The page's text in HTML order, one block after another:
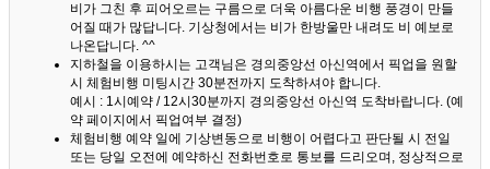
비가 그친 후 피어오르는 구름으로 더욱 아름다운 비행 풍경이 만들
어질 때가 많답니다. 기상청에서는 비가 한방울만 내려도 비 예보로
나온답니다. ^^
지하철을 이용하시는 고객님은 경의중앙선 아신역에서 픽업을 원할
시 체험비행 미팅시간 30분전까지 도착하셔야 합니다.
예시 : 1시예약 / 12시30분까지 경의중앙선 아신역 도착바랍니다. (예
약 페이지에서 픽업여부 결정)
체험비행 예약 일에 기상변동으로 비행이 어렵다고 판단될 시 전일
또는 당일 오전에 예약하신 전화번호로 통보를 드리오며, 정상적으로